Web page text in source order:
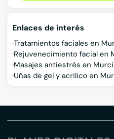
Enlaces de interés
Tratamientos faciales en
Rejuvenecimiento facial en
Masajes antiestrés en
Uñas de gel y acrilico en